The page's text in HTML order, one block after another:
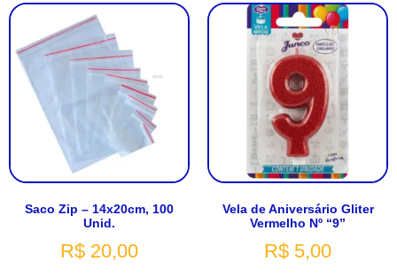
Saco Zip – 14x20cm, 100
Unid.
R$ 20,00
Vela de Aniversário Gliter
Vermelho Nº “9”
R$ 5,00